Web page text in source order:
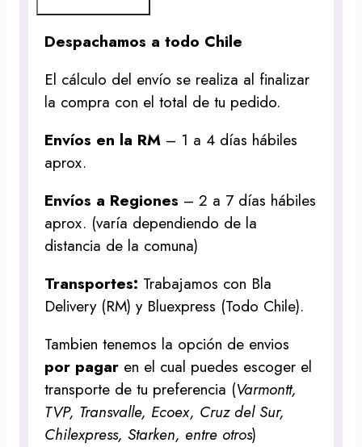
Despachamos a todo Chile
El cálculo del envío se realiza al finalizar
la compra con el total de tu pedido.
Envíos en la RM – 1 a 4 días hábiles
aprox.
Envíos a Regiones – 2 a 7 días hábiles
aprox. (varía dependiendo de la
distancia de la comuna)
Transportes: Trabajamos con Bla
Delivery (RM) y Bluexpress (Todo Chile).
Tambien tenemos la opción de envios
por pagar en el cual puedes escoger el
transporte de tu preferencia (Varmontt,
TVP, Transvalle, Ecoex, Cruz del Sur,
Chilexpress, Starken, entre otros)